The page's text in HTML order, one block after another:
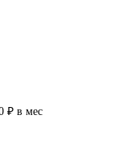
₽ в мес